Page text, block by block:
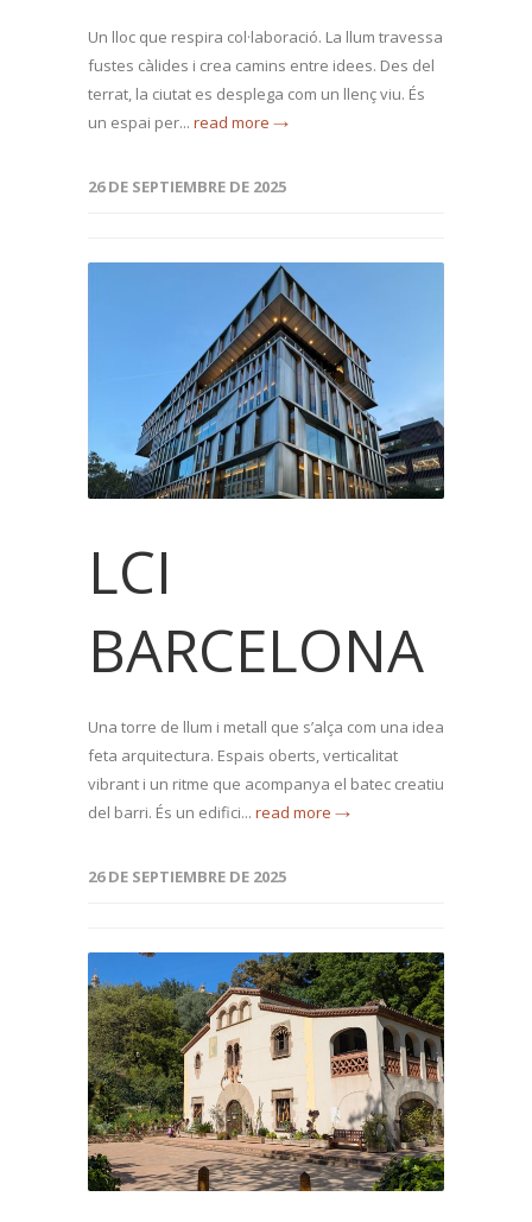
Un lloc que respira col·laboració. La llum travessa
fustes càlides i crea camins entre idees. Des del
terrat, la ciutat es desplega com un llenç viu. És
un espai per... read more →
26 DE SEPTIEMBRE DE 2025
LCI
BARCELONA
Una torre de llum i metall que s’alça com una idea
feta arquitectura. Espais oberts, verticalitat
vibrant i un ritme que acompanya el batec creatiu
del barri. És un edifici... read more →
26 DE SEPTIEMBRE DE 2025